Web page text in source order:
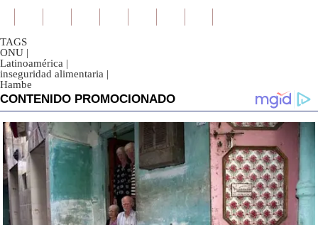
TAGS
ONU |
Latinoamérica |
inseguridad alimentaria |
Hambe